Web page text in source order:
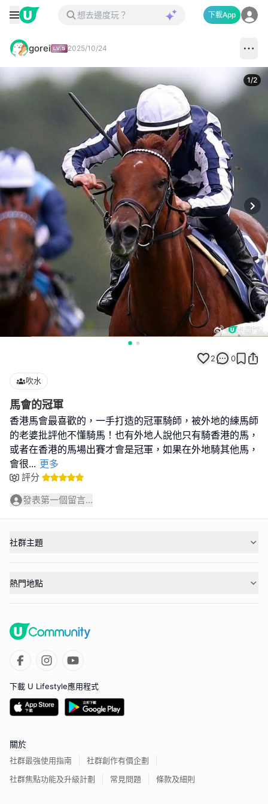
下載App
gorei 2025/10/24
1/2
2 0
吹水
馬會的冠軍
香港馬會最喜歡的，一手打造的冠軍騎師，被外地的練馬師
的老婆批評他不懂騎馬！也有外地人說他只有騎香港的馬，
或者在香港的馬場出賽才會是冠軍，如果在外地騎其他馬，
會很... 更多
評分
發表第一個留言...
社群主題
熱門地點
下載 U Lifestyle應用程式
關於
社群最強使用指南
社群創作有價企劃
社群焦點功能及升級計劃
常見問題 條款及細則